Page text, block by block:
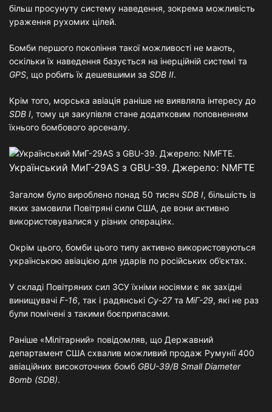
більш просунуту систему наведення, зокрема можливість
ураження рухомих цілей.
Бомби першого покоління такої можливості не мають,
оскільки їх наведення базується на інерційній системі та
GPS, що робить їх дешевшими за SDB II.
Крім того, морська авіація раніше не виявляла інтересу до
SDB I, тому ця закупівля стане додатковим поповненням
їхнього бомбового арсеналу.
Український МиГ-29AS з GBU-39. Джерело: NMFTE
Загалом було вироблено понад 50 тисяч SDB I, більшість із
яких замовили Повітряні сили США, де вони активно
використовувалися у різних операціях.
Окрім цього, бомби цього типу активно використовуються
українською авіацією для ударів по російських об’єктах.
У складі Повітряних сил ЗСУ їхніми носіями є як західні
винищувачі F-16, так і радянські Су-27та МіГ-29, які не раз
були помічені з такими боєприпасами.
Раніше «Мілітарний» повідомляв, що Державний
департамент США схвалив можливий продаж Румунії 400
авіаційних високоточних бомб GBU-39/B Small Diameter
Bomb (SDB).